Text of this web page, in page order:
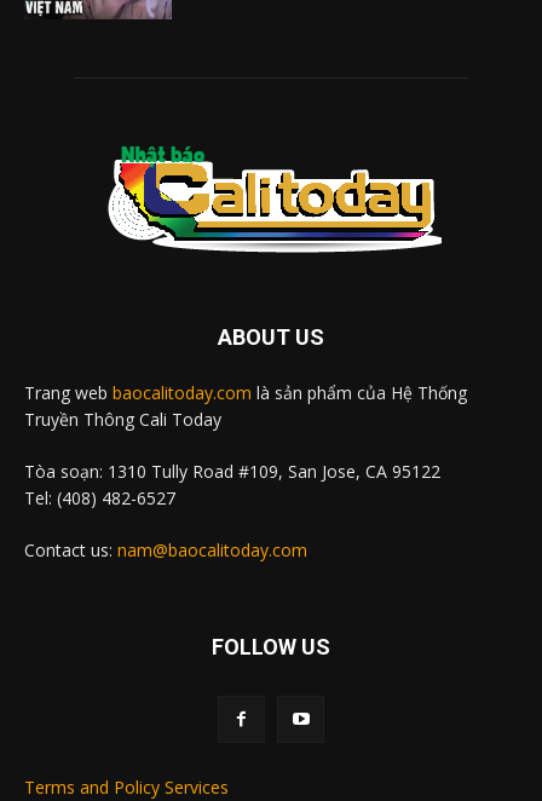
ABOUT US
Trang web baocalitoday.com là sản phẩm của Hệ Thống
Truyền Thông Cali Today
Tòa soạn: 1310 Tully Road #109, San Jose, CA 95122
Tel: (408) 482-6527
Contact us: nam@baocalitoday.com
FOLLOW US
Terms and Policy Services